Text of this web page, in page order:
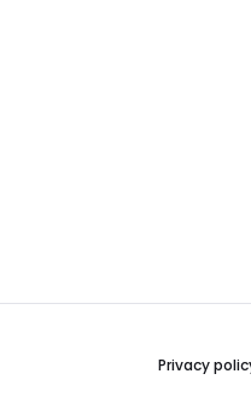
Privacy